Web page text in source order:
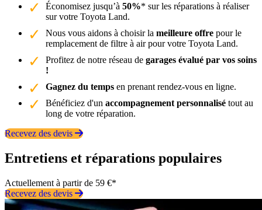
Économisez jusqu’à 50%* sur les réparations à réaliser
sur votre Toyota Land.
Nous vous aidons à choisir la meilleure offre pour le
remplacement de filtre à air pour votre Toyota Land.
Profitez de notre réseau de garages évalué par vos soins
!
Gagnez du temps en prenant rendez-vous en ligne.
Bénéficiez d'un accompagnement personnalisé tout au
long de votre réparation.
Recevez des devis
Entretiens et réparations populaires
Actuellement à partir de 59 €*
Recevez des devis